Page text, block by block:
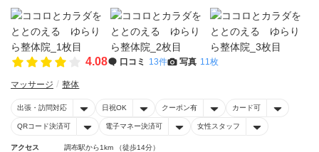
4.08 口コミ 13件 写真 11枚
マッサージ 整体
出張・訪問対応 日祝OK クーポン有 カード可
QRコード決済可 電子マネー決済可 女性スタッフ
アクセス
調布駅から1km （徒歩14分）